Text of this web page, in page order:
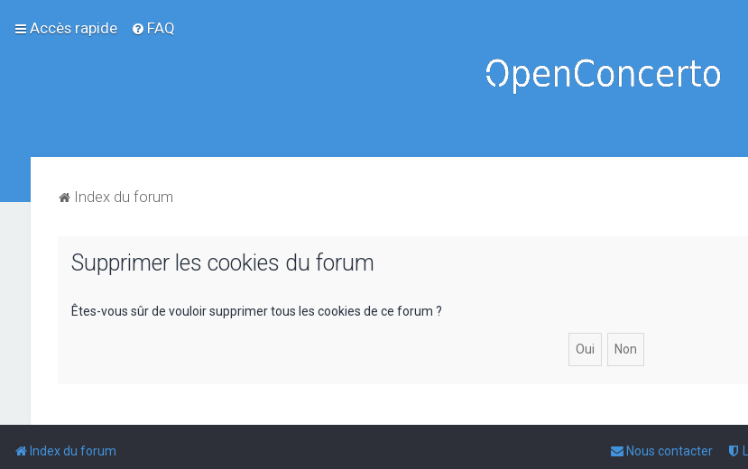
Accès rapide FAQ
Index du forum
Supprimer les cookies du forum
Êtes-vous sûr de vouloir supprimer tous les cookies de ce forum ?
Index du forum Nous contacter